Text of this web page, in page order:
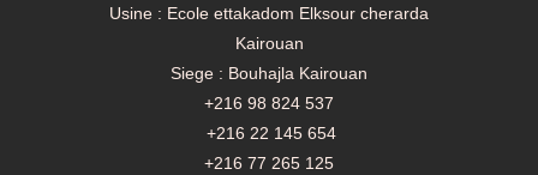
Usine : Ecole ettakadom Elksour cherarda
Kairouan
Siege : Bouhajla Kairouan
+216 98 824 537
+216 22 145 654
+216 77 265 125